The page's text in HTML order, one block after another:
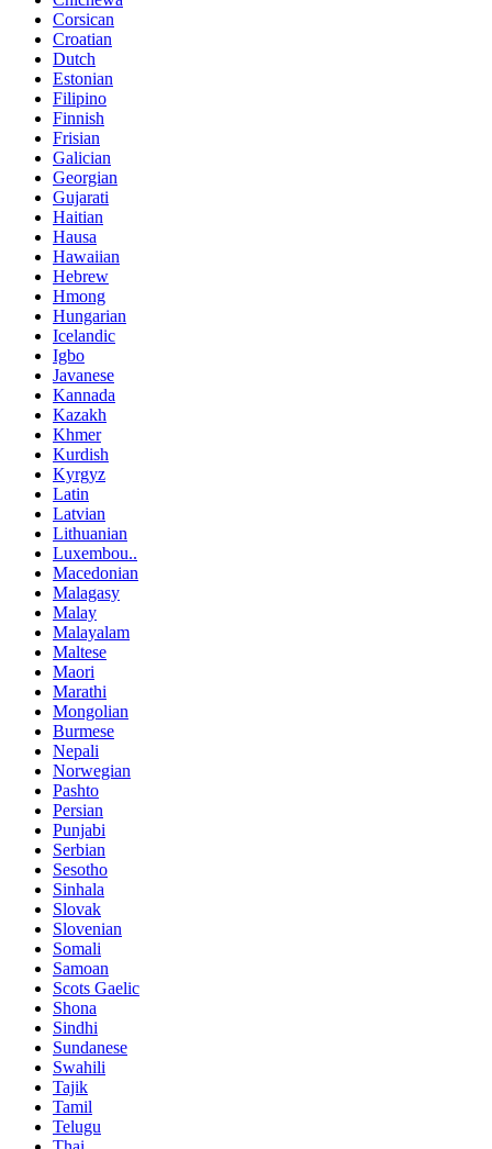
Corsican
Croatian
Dutch
Estonian
Filipino
Finnish
Frisian
Galician
Georgian
Gujarati
Haitian
Hausa
Hawaiian
Hebrew
Hmong
Hungarian
Icelandic
Igbo
Javanese
Kannada
Kazakh
Khmer
Kurdish
Kyrgyz
Latin
Latvian
Lithuanian
Luxembou..
Macedonian
Malagasy
Malay
Malayalam
Maltese
Maori
Marathi
Mongolian
Burmese
Nepali
Norwegian
Pashto
Persian
Punjabi
Serbian
Sesotho
Sinhala
Slovak
Slovenian
Somali
Samoan
Scots Gaelic
Shona
Sindhi
Sundanese
Swahili
Tajik
Tamil
Telugu